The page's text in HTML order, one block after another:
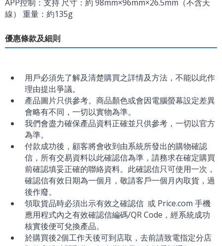
APP控制：支持 尺寸：約 98mm×96mm×26.5mm（不含天
線） 重量：約135g
優惠條款及細則
用戶必須先了解及清楚購買之詳情及方法，不能以此作
理由提出爭議。
產品圖片只供參考。商品顏色或會因電腦螢幕設定差異
會略有不同，一切以實物為準。
我們會盡力確保產品資料正確並只供參考，一切以官方
為準。
付款成功後，顧客將會收到由系統所發出的購物確認
信，所有交易資料以此確認信為準，請務求在確定購買
前確認填妥正確的聯絡資料。此確認信只可使用一次，
確認信有效日期為一個月，敬請客戶一個月內取貨，過
後作廢。
領取貨品時必須出示有效之確認信 或 Price.com 手機
應用程式內之有效確認信編碼/QR Code，經系統成功
核實後便可兌換產品。
於購買後2個工作天後可到店取，去前請致電指定分店